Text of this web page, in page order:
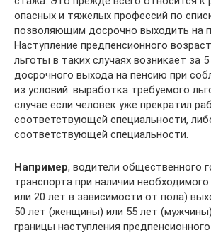
опасных и тяжелых профессий по
позволяющим досрочно выходить на
Наступление предпенсионного
льготы в таких случаях возникает за
досрочного выхода на пенсию при
из условий: выработка требуемого
случае если человек уже прекратил
соответствующей специальности,
соответствующей специальности.
Например, водители общественного
транспорта при наличии
или 20 лет в зависимости от пола)
50 лет (женщины) или 55 лет
границы наступления